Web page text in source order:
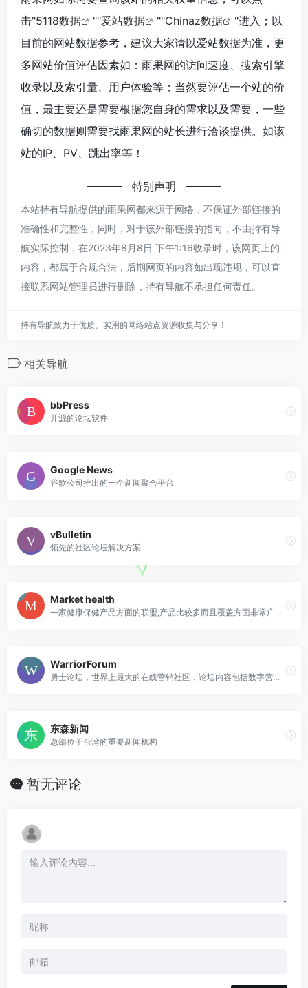
击"5118数据 ""爱站数据 ""Chinaz数据
"进入；以
目前的网站数据参考，建议大家请以爱站数据为准，更
多网站价值评估因素如：雨果网的访问速度、搜索引擎
收录以及索引量、用户体验等；当然要评估一个站的价
值，最主要还是需要根据您自身的需求以及需要，一些
确切的数据则需要找雨果网的站长进行洽谈提供。如该
站的IP、PV、跳出率等！
特别声明
本站持有导航提供的雨果网都来源于网络，不保证外部链接的
准确性和完整性，同时，对于该外部链接的指向，不由持有导
航实际控制，在2023年8月8日 下午1:16收录时，该网页上的
内容，都属于合规合法，后期网页的内容如出现违规，可以直
接联系网站管理员进行删除，持有导航不承担任何责任。
持有导航致力于优质、实用的网络站点资源收集与分享！
相关导航
bbPress
开源的论坛软件
Google News
谷歌公司推出的一个新闻聚合平台
vBulletin
领先的社区论坛解决方案
Market health
一家健康保健产品方面的联盟,产品比较多而且覆盖方面非常广,有女性的护肤、减肥、美丽保健、化妆品
WarriorForum
勇士论坛，世界上最大的在线营销社区，论坛内容包括数字营销、增长黑客、广告联盟等
东森新闻
总部位于台湾的重要新闻机构
暂无评论